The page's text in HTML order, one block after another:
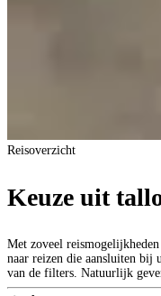
Reisoverzicht
Keuze uit
Met zoveel
naar reizen die aansluiten bij
van de filters. Natuurlijk